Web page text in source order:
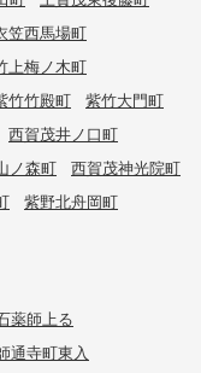
笠西馬場町
上梅ノ木町
竹竹殿町
紫竹大門町
西賀茂井ノ口町
ノ森町
西賀茂神光院町
紫野北舟岡町
薬師上る
通寺町東入